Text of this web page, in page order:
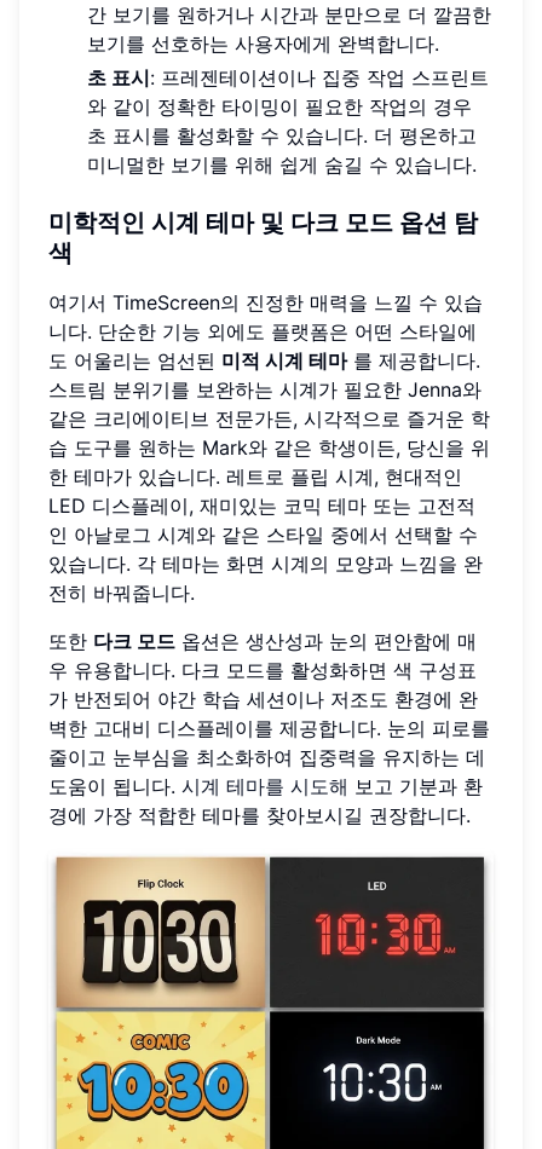
간 보기를 원하거나 시간과 분만으로 더 깔끔한
보기를 선호하는 사용자에게 완벽합니다.
초 표시: 프레젠테이션이나 집중 작업 스프린트
와 같이 정확한 타이밍이 필요한 작업의 경우
초 표시를 활성화할 수 있습니다. 더 평온하고
미니멀한 보기를 위해 쉽게 숨길 수 있습니다.
미학적인 시계 테마 및 다크 모드 옵션 탐
색
여기서 TimeScreen의 진정한 매력을 느낄 수 있습
니다. 단순한 기능 외에도 플랫폼은 어떤 스타일에
도 어울리는 엄선된 미적 시계 테마를 제공합니다.
스트림 분위기를 보완하는 시계가 필요한 Jenna와
같은 크리에이티브 전문가든, 시각적으로 즐거운 학
습 도구를 원하는 Mark와 같은 학생이든, 당신을 위
한 테마가 있습니다. 레트로 플립 시계, 현대적인
LED 디스플레이, 재미있는 코믹 테마 또는 고전적
인 아날로그 시계와 같은 스타일 중에서 선택할 수
있습니다. 각 테마는 화면 시계의 모양과 느낌을 완
전히 바꿔줍니다.
또한 다크 모드 옵션은 생산성과 눈의 편안함에 매
우 유용합니다. 다크 모드를 활성화하면 색 구성표
가 반전되어 야간 학습 세션이나 저조도 환경에 완
벽한 고대비 디스플레이를 제공합니다. 눈의 피로를
줄이고 눈부심을 최소화하여 집중력을 유지하는 데
도움이 됩니다. 시계 테마를 시도해 보고 기분과 환
경에 가장 적합한 테마를 찾아보시길 권장합니다.